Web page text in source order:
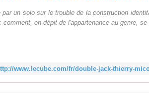
un solo sur le trouble de la construction
en dépit de l'appartenance au genre, se
www.lecube.com/fr/double-jack-thierry-